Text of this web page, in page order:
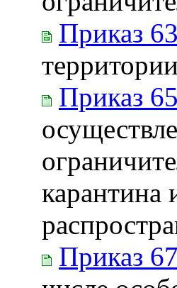
Приказ
Приказ
карантина
Приказ 67